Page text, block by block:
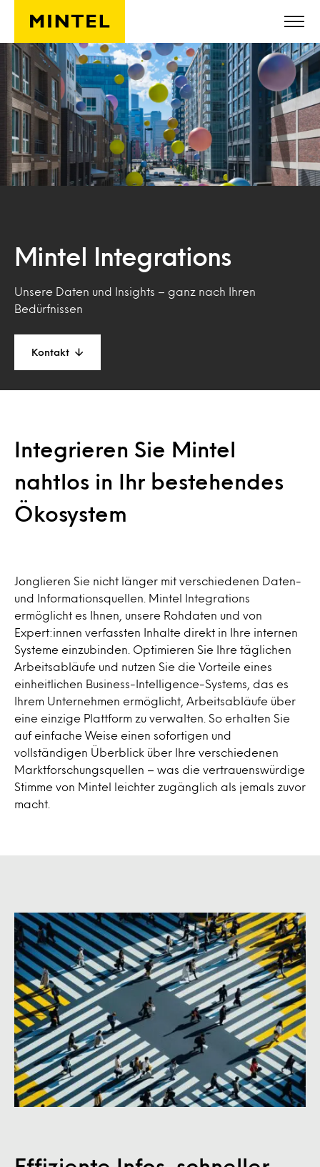
Skip to main content
Mintel Integrations
Unsere Daten und Insights – ganz nach Ihren
Bedürfnissen
Kontakt
Integrieren Sie Mintel
nahtlos in Ihr bestehendes
Ökosystem
Jonglieren Sie nicht länger mit verschiedenen Daten-
und Informationsquellen. Mintel Integrations
ermöglicht es Ihnen, unsere Rohdaten und von
Expert:innen verfassten Inhalte direkt in Ihre internen
Systeme einzubinden. Optimieren Sie Ihre täglichen
Arbeitsabläufe und nutzen Sie die Vorteile eines
einheitlichen Business-Intelligence-Systems, das es
Ihrem Unternehmen ermöglicht, Arbeitsabläufe über
eine einzige Plattform zu verwalten. So erhalten Sie
auf einfache Weise einen sofortigen und
vollständigen Überblick über Ihre verschiedenen
Marktforschungsquellen – was die vertrauenswürdige
Stimme von Mintel leichter zugänglich als jemals zuvor
macht.